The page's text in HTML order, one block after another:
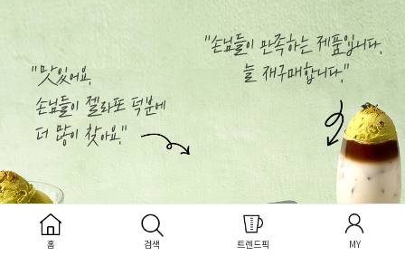
홈 검색 트렌드픽 MY